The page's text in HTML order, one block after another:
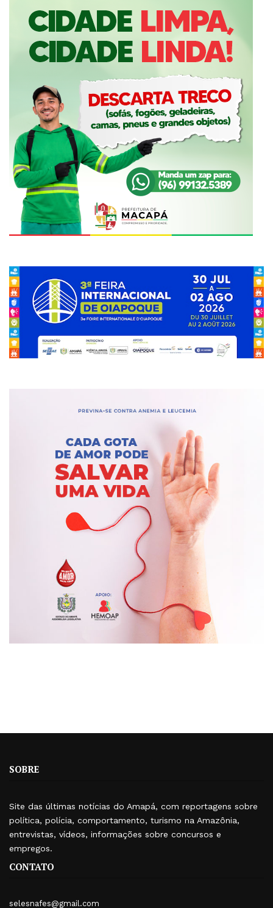
SOBRE
Site das últimas notícias do Amapá, com reportagens sobre
política, polícia, comportamento, turismo na Amazônia,
entrevistas, vídeos, informações sobre concursos e
empregos.
CONTATO
selesnafes@gmail.com